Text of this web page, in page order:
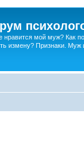
нравится мой муж? Как
измену? Признаки. Муж